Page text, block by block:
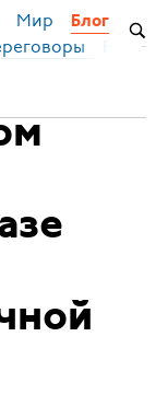
Мир Блог